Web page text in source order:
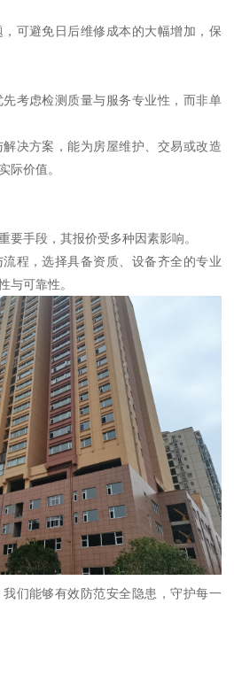
可避免日后维修成本的大幅增加，保
考虑检测质量与服务专业性，而非单
决方案，能为房屋维护、交易或改造
际价值。
要手段，其报价受多种因素影响。
程，选择具备资质、设备齐全的专业
与可靠性。
们能够有效防范安全隐患，守护每一